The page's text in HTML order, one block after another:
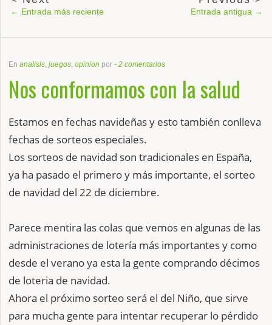
← Entrada más reciente Entrada antigua →
Enanalisis,juegos,opinion por- 2 comentarios
Nos conformamos con la salud
Estamos en fechas navideñas y esto también conlleva
fechas de sorteos especiales.
Los sorteos de navidad son tradicionales en España,
ya ha pasado el primero y más importante, el sorteo
de navidad del 22 de diciembre.
Parece mentira las colas que vemos en algunas de las
administraciones de lotería más importantes y como
desde el verano ya esta la gente comprando décimos
de loteria de navidad.
Ahora el próximo sorteo será el del Niño, que sirve
para mucha gente para intentar recuperar lo pérdido